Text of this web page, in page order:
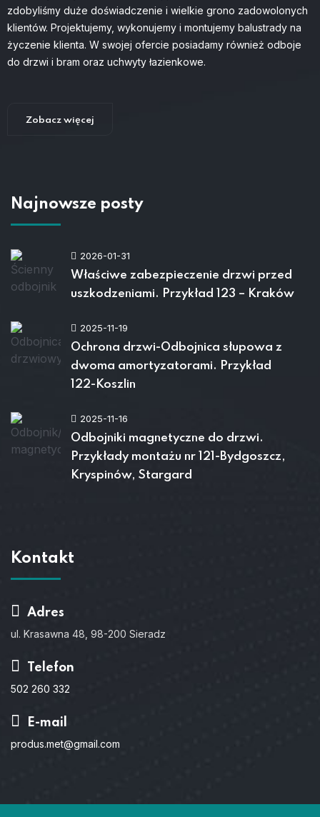
zdobyliśmy duże doświadczenie i wielkie grono zadowolonych
klientów. Projektujemy, wykonujemy i montujemy balustrady na
życzenie klienta. W swojej ofercie posiadamy również odboje
do drzwi i bram oraz uchwyty łazienkowe.
Zobacz więcej
Najnowsze posty
2026-01-31
Właściwe zabezpieczenie drzwi przed
uszkodzeniami. Przykład 123 – Kraków
2025-11-19
Ochrona drzwi-Odbojnica słupowa z
dwoma amortyzatorami. Przykład
122-Koszlin
2025-11-16
Odbojniki magnetyczne do drzwi.
Przykłady montażu nr 121-Bydgoszcz,
Kryspinów, Stargard
Kontakt
Adres
ul. Krasawna 48, 98-200 Sieradz
Telefon
502 260 332
E-mail
produs.met@gmail.com